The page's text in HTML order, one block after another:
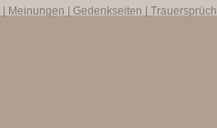
Meinungen Gedenkseiten